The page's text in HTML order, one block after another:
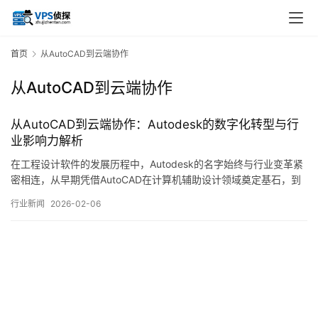
首页 从AutoCAD到云端协作
从AutoCAD到云端协作
从AutoCAD到云端协作：Autodesk的数字化转型与行
业影响力解析
在工程设计软件的发展历程中，Autodesk的名字始终与行业变革紧
密相连，从早期凭借AutoCAD在计算机辅助设计领域奠定基石，到
射出技术演进的大势，亦深刻影响了建筑、制造、传媒等多个行业
行业新闻 2026-02-06